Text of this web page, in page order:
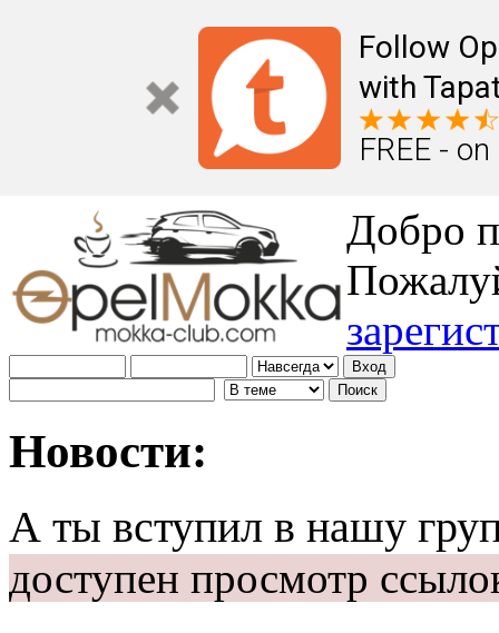
Follow
with
FREE -
Добро
Новости:
А ты вступил в нашу
доступен просмотр